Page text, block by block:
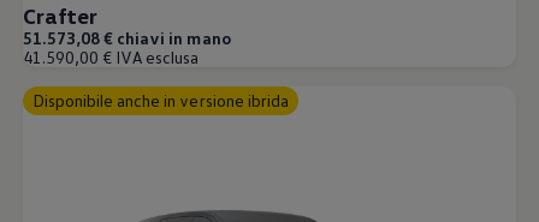
Crafter
51.573,08 € chiavi in mano
41.590,00 € IVA esclusa
Disponibile anche in versione ibrida